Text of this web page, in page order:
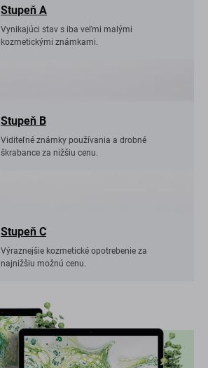
Stupeň A
Vynikajúci stav s iba veľmi malými
kozmetickými známkami.
Stupeň B
Viditeľné známky používania a drobné
škrabance za nižšiu cenu.
Stupeň C
Výraznejšie kozmetické opotrebenie za
najnižšiu možnú cenu.